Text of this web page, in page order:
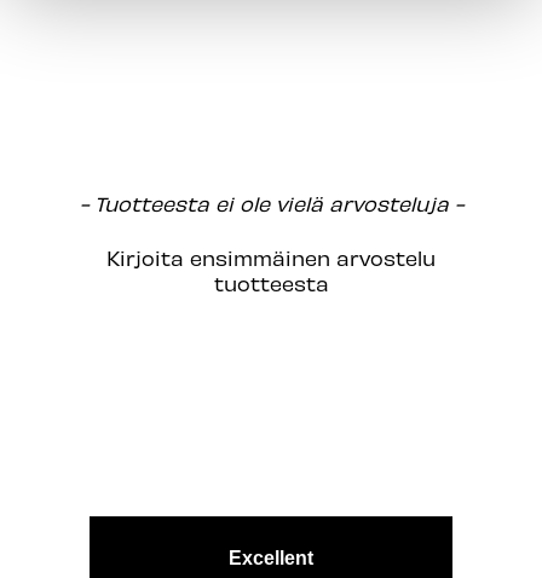
- Tuotteesta ei ole vielä arvosteluja -
Kirjoita ensimmäinen arvostelu
tuotteesta
New content loaded
Excellent